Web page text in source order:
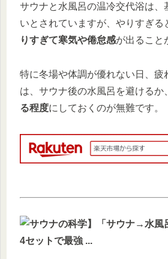
サウナと水風呂の温冷交代浴は、
いとされていますが、やりすぎる
りすぎて寒気や倦怠感が出ること
特に冬場や体調が優れない日、疲
は、サウナ後の水風呂を避けるか、
る程度にしておくのが無難です。